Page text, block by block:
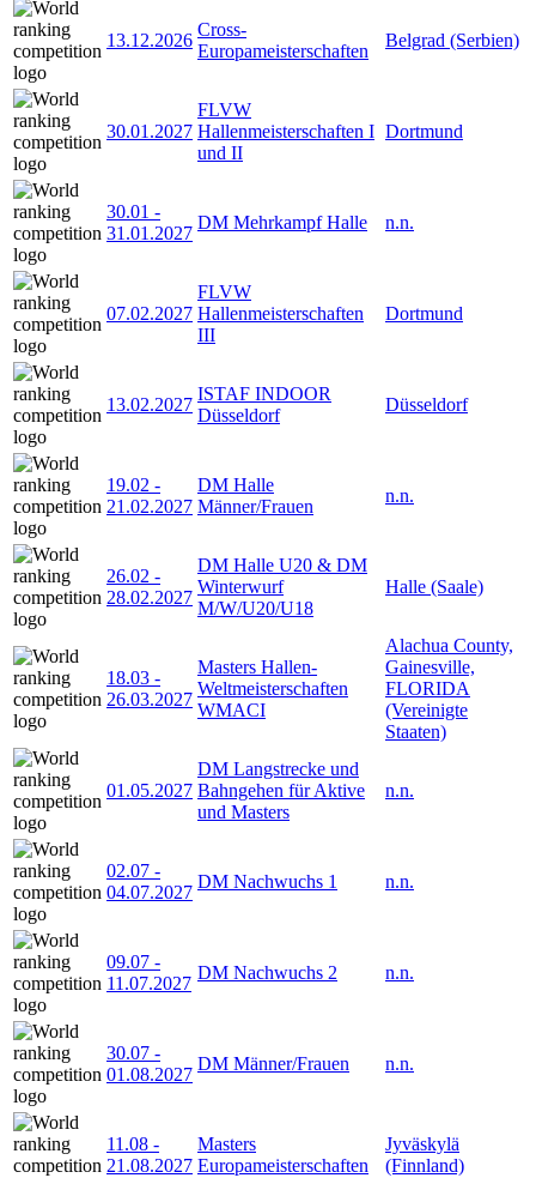
13.12.2026
Cross-
Europameisterschaften
Belgrad (Serbien)
30.01.2027
FLVW
Hallenmeisterschaften I
und II
Dortmund
30.01 -
31.01.2027
DM Mehrkampf Halle n.n.
07.02.2027
FLVW
Hallenmeisterschaften
III
Dortmund
13.02.2027
ISTAF INDOOR
Düsseldorf
Düsseldorf
19.02 -
21.02.2027
DM Halle
Männer/Frauen
n.n.
26.02 -
28.02.2027
DM Halle U20 & DM
Winterwurf
M/W/U20/U18
Halle (Saale)
18.03 -
26.03.2027
Masters Hallen-
Weltmeisterschaften
WMACI
Alachua County,
Gainesville,
FLORIDA
(Vereinigte
Staaten)
01.05.2027
DM Langstrecke und
Bahngehen für Aktive
und Masters
n.n.
02.07 -
04.07.2027
DM Nachwuchs 1 n.n.
09.07 -
11.07.2027
DM Nachwuchs 2 n.n.
30.07 -
01.08.2027
DM Männer/Frauen n.n.
11.08 -
21.08.2027
Masters
Europameisterschaften
Jyväskylä
(Finnland)